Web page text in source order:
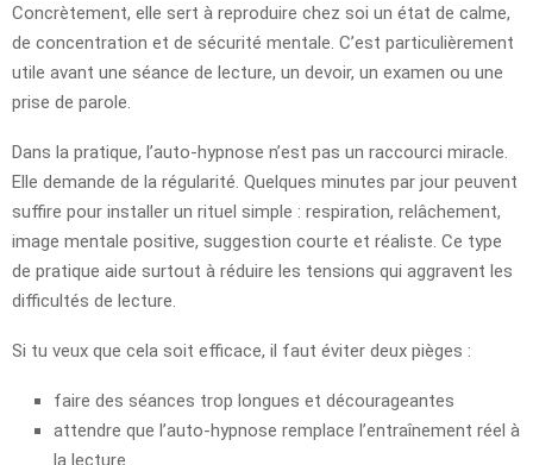
Concrètement, elle sert à reproduire chez soi un état de calme,
de concentration et de sécurité mentale. C’est particulièrement
utile avant une séance de lecture, un devoir, un examen ou une
prise de parole.
Dans la pratique, l’auto-hypnose n’est pas un raccourci miracle.
Elle demande de la régularité. Quelques minutes par jour peuvent
suffire pour installer un rituel simple : respiration, relâchement,
image mentale positive, suggestion courte et réaliste. Ce type
de pratique aide surtout à réduire les tensions qui aggravent les
difficultés de lecture.
Si tu veux que cela soit efficace, il faut éviter deux pièges :
faire des séances trop longues et décourageantes
attendre que l’auto-hypnose remplace l’entraînement réel à
la lecture